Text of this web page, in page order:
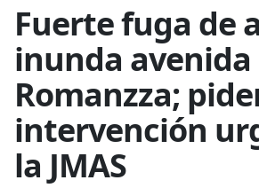
Fuerte fuga de
inunda avenida
Romanzza;
intervención
la JMAS